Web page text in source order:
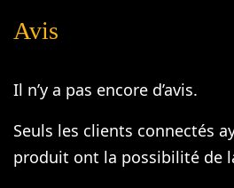
Avis
Il n’y a pas encore d’avis.
Seuls les clients connectés
produit ont la possibilité de